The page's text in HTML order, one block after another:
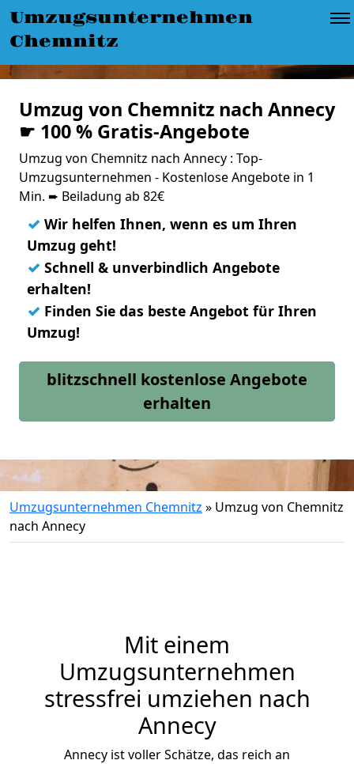
Umzugsunternehmen
Chemnitz
Umzug von Chemnitz nach Annecy
☛ 100 % Gratis-Angebote
Umzug von Chemnitz nach Annecy : Top-
Umzugsunternehmen - Kostenlose Angebote in 1
Min. ➨ Beiladung ab 82€
✓ Wir helfen Ihnen, wenn es um Ihren
Umzug geht!
✓ Schnell & unverbindlich Angebote
erhalten!
✓ Finden Sie das beste Angebot für Ihren
Umzug!
blitzschnell kostenlose Angebote
erhalten
Umzugsunternehmen Chemnitz » Umzug von Chemnitz
nach Annecy
Mit einem
Umzugsunternehmen
stressfrei umziehen nach
Annecy
Annecy ist voller Schätze, das reich an